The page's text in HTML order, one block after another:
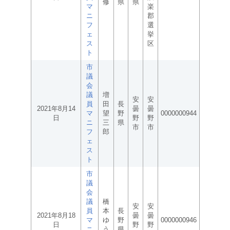
マ
ニ
フ
ェ
ス
ト
修 県 県
楽
郡
選
挙
区
2021年8月14
日
市
議
会
議
員
マ
ニ
フ
ェ
ス
ト
増
田
望
三
郎
長
野
県
安
曇
野
市
安
曇
野
市
0000000944
2021年8月18
日
市
議
会
議
員
マ
橋
本
ゆ
長
野
安
曇
野
安
曇
野
0000000946